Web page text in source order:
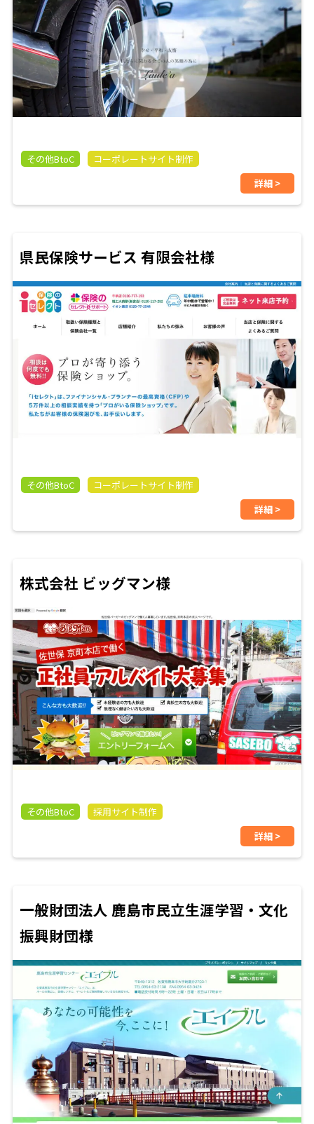
その他BtoC
コーポレートサイト制作
詳細 >
県民保険サービス 有限会社様
その他BtoC
コーポレートサイト制作
詳細 >
株式会社 ビッグマン様
その他BtoC
採用サイト制作
詳細 >
一般財団法人 鹿島市民立生涯学習・文化
振興財団様